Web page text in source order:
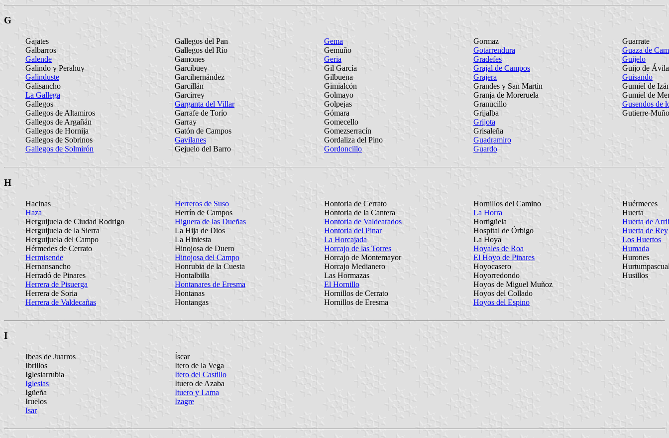
G
Gajates
Galbarros
Galende
Galindo y Perahuy
Galinduste
Galisancho
La Gallega
Gallegos
Gallegos de Altamiros
Gallegos de Argañán
Gallegos de Hornija
Gallegos de Sobrinos
Gallegos de Solmirón
Gallegos del Pan
Gallegos del Río
Gamones
Garcibuey
Garcihernández
Garcillán
Garcirrey
Garganta del Villar
Garrafe de Torío
Garray
Gatón de Campos
Gavilanes
Gejuelo del Barro
Gema
Gemuño
Geria
Gil García
Gilbuena
Gimialcón
Golmayo
Golpejas
Gómara
Gomecello
Gomezserracín
Gordaliza del Pino
Gordoncillo
Gormaz
Gotarrendura
Gradefes
Grajal de Campos
Grajera
Grandes y San Martín
Granja de Moreruela
Granucillo
Grijalba
Grijota
Grisaleña
Guadramiro
Guardo
Guarrate
Guaza de
Guijelo
Guijo de Ávila
Guisando
Gumiel de
Gumiel de
Gusendos de
Gutierre-
H
Hacinas
Haza
Herguijuela de Ciudad Rodrigo
Herguijuela de la Sierra
Herguijuela del Campo
Hérmedes de Cerrato
Hermisende
Hernansancho
Herradó de Pinares
Herrera de Pisuerga
Herrera de Soria
Herrera de Valdecañas
Herreros de Suso
Herrín de Campos
Higuera de las Dueñas
La Hija de Dios
La Hiniesta
Hinojosa de Duero
Hinojosa del Campo
Honrubia de la Cuesta
Hontalbilla
Hontanares de Eresma
Hontanas
Hontangas
Hontoria de Cerrato
Hontoria de la Cantera
Hontoria de Valdearados
Hontoria del Pinar
La Horcajada
Horcajo de las Torres
Horcajo de Montemayor
Horcajo Medianero
Las Hormazas
El Hornillo
Hornillos de Cerrato
Hornillos de Eresma
Hornillos del Camino
La Horra
Hortigüela
Hospital de Órbigo
La Hoya
Hoyales de Roa
El Hoyo de Pinares
Hoyocasero
Hoyorredondo
Hoyos de Miguel Muñoz
Hoyos del Collado
Hoyos del Espino
Huérmeces
Huerta
Huerta de
Huerta de Rey
Los Huertos
Humada
Hurones
Husillos
I
Ibeas de Juarros
Ibrillos
Iglesiarrubia
Iglesias
Igüeña
Iruelos
Isar
Íscar
Itero de la Vega
Itero del Castillo
Ituero de Azaba
Ituero y Lama
Izagre